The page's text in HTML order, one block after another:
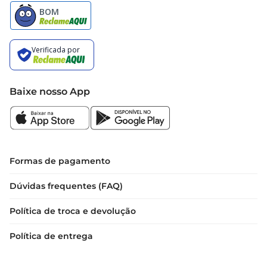
Baixe nosso App
Formas de pagamento
Dúvidas frequentes (FAQ)
Política de troca e devolução
Política de entrega